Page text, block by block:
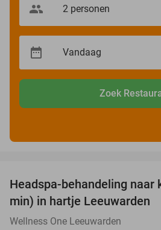
Zoek
Headspa-behandeling naar
min) in hartje Leeuwarden
Wellness One Leeuwarden